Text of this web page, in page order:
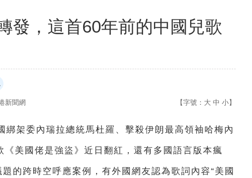
發，這首60年前的中國兒歌
新聞網 【字號： 大 中 小】
綁架委內瑞拉總統馬杜羅、擊殺伊朗最高領袖哈梅內
美國佬是強盜》近日翻紅，還有多國語言版本瘋
的跨時空呼應案例，有外國網友認為歌詞內容“美國